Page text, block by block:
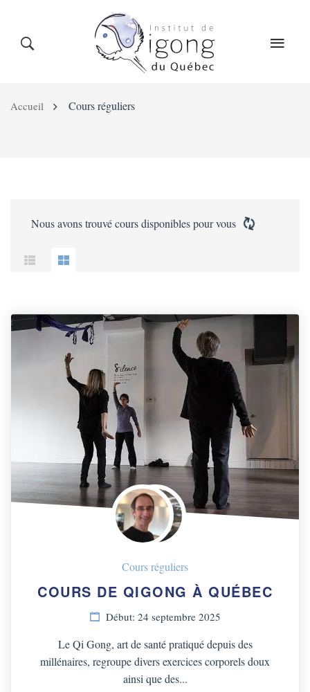
LE QIGONG L’INSTITUT COURS
COURS RÉGULIERS
Accueil Cours réguliers
Nous avons trouvécours disponibles pour vous
Cours réguliers
COURS DE QIGONG À QUÉBEC
Début: 24 septembre 2025
Le Qi Gong, art de santé pratiqué depuis des
millénaires, regroupe divers exercices corporels doux
ainsi que des...